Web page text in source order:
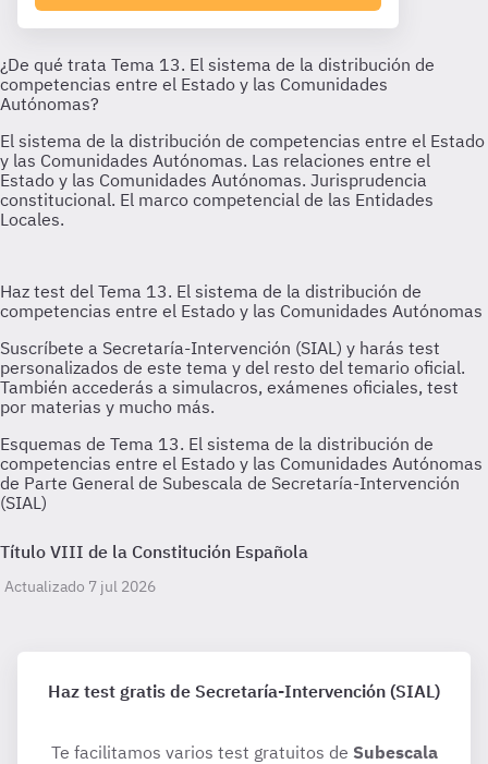
Esquemas de Tema 13. El sistema de la distribución de
competencias entre el Estado y las Comunidades Autónomas
de Parte General de Subescala de Secretaría-Intervención
(SIAL)
Título VIII de la Constitución Española
Actualizado 7 jul 2026
Haz test gratis de Secretaría-Intervención (SIAL)
Te facilitamos varios test gratuitos de Subescala